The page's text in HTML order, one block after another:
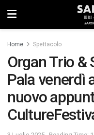
Home Spettacolo
Organ Trio &
Pala venerdì
nuovo